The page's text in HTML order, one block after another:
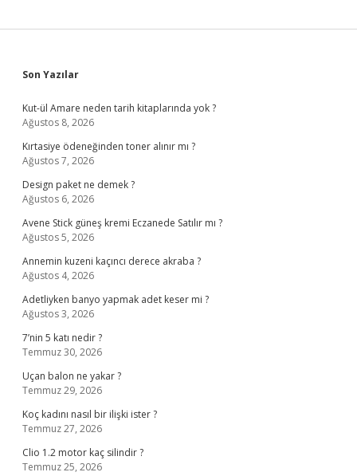
Sidebar
Son Yazılar
Kut-ül Amare neden tarih kitaplarında yok ?
Ağustos 8, 2026
Kırtasiye ödeneğinden toner alınır mı ?
Ağustos 7, 2026
Design paket ne demek ?
Ağustos 6, 2026
Avene Stick güneş kremi Eczanede Satılır mı ?
Ağustos 5, 2026
Annemin kuzeni kaçıncı derece akraba ?
Ağustos 4, 2026
Adetliyken banyo yapmak adet keser mi ?
Ağustos 3, 2026
7’nin 5 katı nedir ?
Temmuz 30, 2026
Uçan balon ne yakar ?
Temmuz 29, 2026
Koç kadını nasıl bir ilişki ister ?
Temmuz 27, 2026
Clio 1.2 motor kaç silindir ?
Temmuz 25, 2026